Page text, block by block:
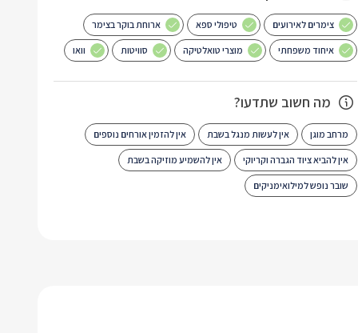
צימרים לאירועים טיפולי ספא ארוחת בוקר בצימר
איחוד משפחתי מוצרי טואלטיקה סוויטות וואו
מה חשוב שתדעו?
מרחב מוגן אין לעשות מנגל בשבת אין להזמין אורחים נוספים
אין להביא ציוד הגברה וקריוקי אין להשמיע מוזיקה בשבת
שובר נופש למילואימניקים